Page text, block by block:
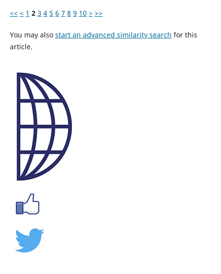
<< < 1 2 3 4 5 6 7 8 9 10 > >>
You may also start an advanced similarity search for this
article.